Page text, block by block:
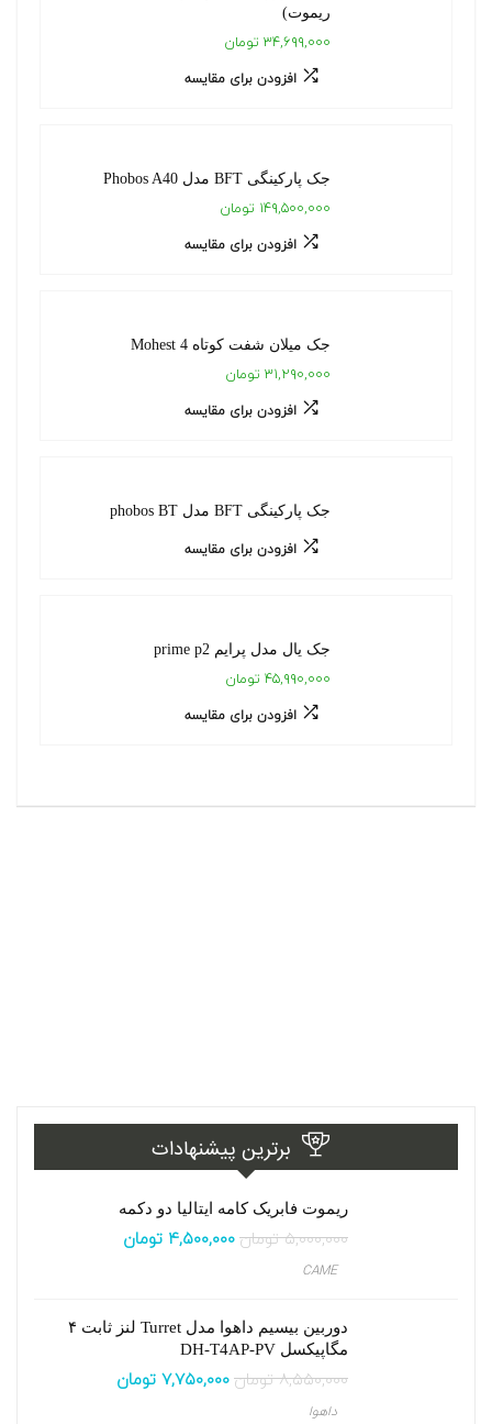
ریموت)
۳۴,۶۹۹,۰۰۰ تومان
افزودن برای مقایسه
جک پارکینگی BFT مدل Phobos A40
۱۴۹,۵۰۰,۰۰۰ تومان
افزودن برای مقایسه
جک میلان شفت کوتاه Mohest 4
۳۱,۲۹۰,۰۰۰ تومان
افزودن برای مقایسه
جک پارکینگی BFT مدل phobos BT
افزودن برای مقایسه
جک یال مدل پرایم prime p2
۴۵,۹۹۰,۰۰۰ تومان
افزودن برای مقایسه
برترین پیشنهادات
ریموت فابریک کامه ایتالیا دو دکمه
۵,۰۰۰,۰۰۰تومان۴,۵۰۰,۰۰۰ تومان
CAME
دوربین بیسیم داهوا مدل Turret لنز ثابت ۴
مگاپیکسل DH-T4AP-PV
۸,۵۵۰,۰۰۰تومان۷,۷۵۰,۰۰۰تومان
داهوا